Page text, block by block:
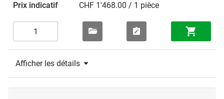
CHF 1'468.00 / 1 pièce
Afficher les détails